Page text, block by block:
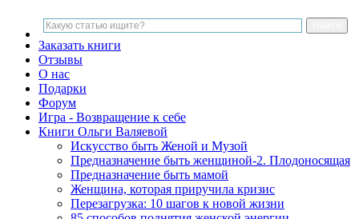
Заказать книги
Отзывы
О нас
Подарки
Форум
Игра - Возвращение к себе
Книги Ольги Валяевой
Искусство быть Женой и Музой
Предназначение быть женщиной-2. Плодоносящая
Предназначение быть мамой
Женщина, которая приручила кризис
Перезагрузка: 10 шагов к новой жизни